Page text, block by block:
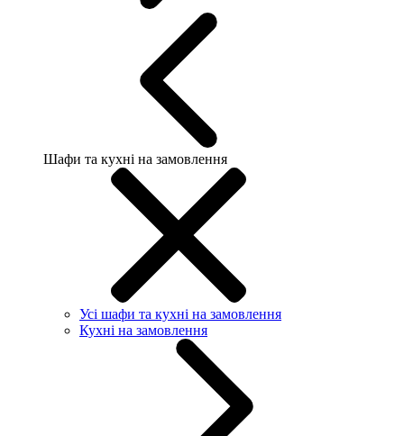
Шафи та кухні на замовлення
Усі шафи та кухні на замовлення
Кухні на замовлення